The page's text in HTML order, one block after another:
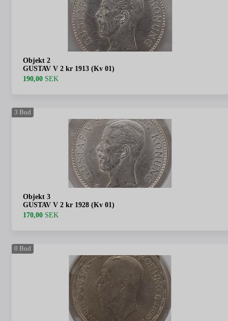
Objekt 2
GUSTAV V 2 kr 1913 (Kv 01)
190,00 SEK
3 Bud
Objekt 3
GUSTAV V 2 kr 1928 (Kv 01)
170,00 SEK
0 Bud